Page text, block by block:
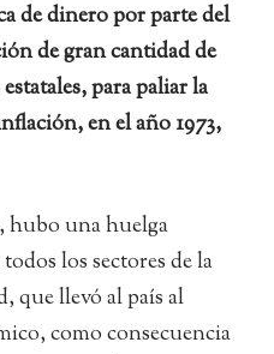
de dinero por parte del
de gran cantidad de
para paliar la
en el año 1973,
hubo una huelga
los sectores de la
que llevó al país al
como consecuencia